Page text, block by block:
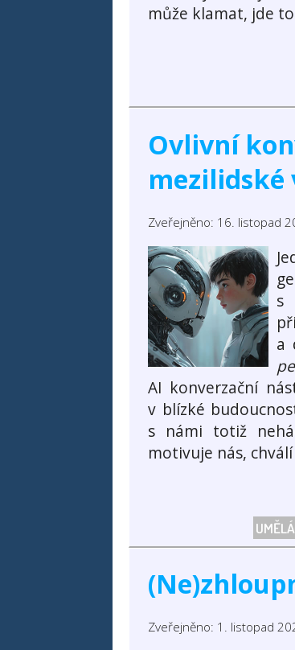
může klamat, jde
Ovlivní
mezilidské
Zveřejněno: 16. listopad
s
a
AI konverzační
v blízké
s námi totiž
motivuje nás,
Zveřejněno: 1. listopad